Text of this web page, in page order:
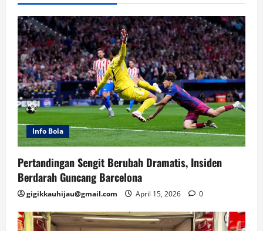
Info Bola
Pertandingan Sengit Berubah Dramatis, Insiden
Berdarah Guncang Barcelona
gigikkauhijau@gmail.com April 15, 2026 0